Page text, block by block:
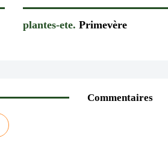
plantes-ete. Primevère
Commentaires